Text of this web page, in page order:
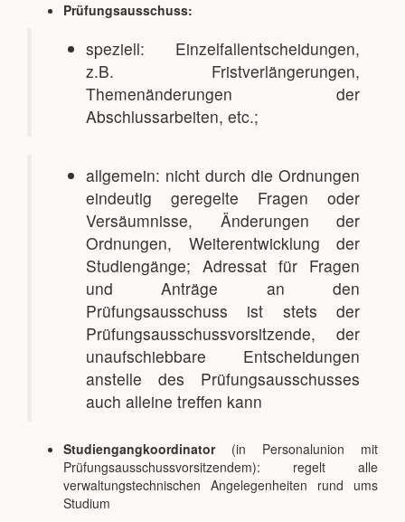
Prüfungsausschuss:
speziell: Einzelfallentscheidungen,
z.B. Fristverlängerungen,
Themenänderungen der
Abschlussarbeiten, etc.;
allgemein: nicht durch die Ordnungen
eindeutig geregelte Fragen oder
Versäumnisse, Änderungen der
Ordnungen, Weiterentwicklung der
Studiengänge; Adressat für Fragen
und Anträge an den
Prüfungsausschuss ist stets der
Prüfungsausschussvorsitzende, der
unaufschiebbare Entscheidungen
anstelle des Prüfungsausschusses
auch alleine treffen kann
Studiengangkoordinator(in Personalunion mit
Prüfungsausschussvorsitzendem): regelt alle
verwaltungstechnischen Angelegenheiten rund ums
Studium